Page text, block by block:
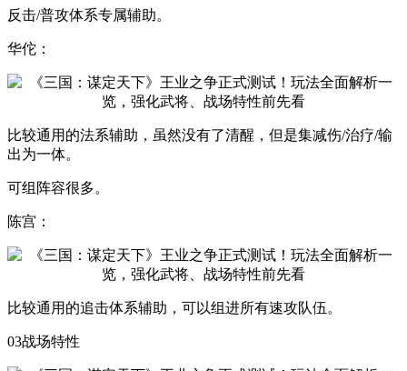
反击/普攻体系专属辅助。
华佗：
比较通用的法系辅助，虽然没有了清醒，但是集减伤/治疗/输
出为一体。
可组阵容很多。
陈宫：
比较通用的追击体系辅助，可以组进所有速攻队伍。
03战场特性